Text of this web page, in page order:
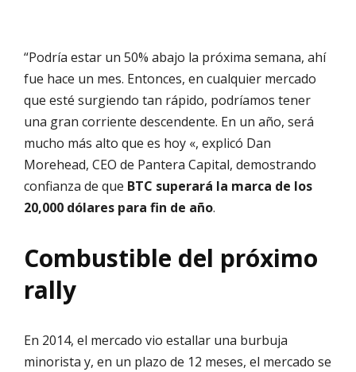
“Podría estar un 50% abajo la próxima semana, ahí
fue hace un mes. Entonces, en cualquier mercado
que esté surgiendo tan rápido, podríamos tener
una gran corriente descendente. En un año, será
mucho más alto que es hoy «, explicó Dan
Morehead, CEO de Pantera Capital, demostrando
confianza de que BTC superará la marca de los
20,000 dólares para fin de año.
Combustible del próximo
rally
En 2014, el mercado vio estallar una burbuja
minorista y, en un plazo de 12 meses, el mercado se